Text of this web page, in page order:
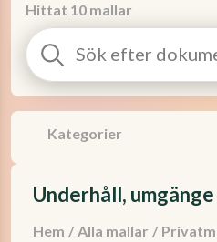
Hittat 10 mallar
Kategorier
Underhåll,
Hem / Alla mallar /